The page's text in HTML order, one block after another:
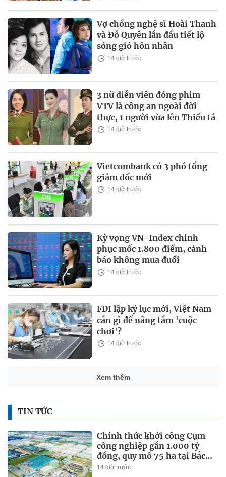
Vợ chồng nghệ sĩ Hoài Thanh
và Đỗ Quyên lần đầu tiết lộ
sóng gió hôn nhân
14 giờ trước
3 nữ diễn viên đóng phim
VTV là công an ngoài đời
thực, 1 người vừa lên Thiếu tá
14 giờ trước
Vietcombank có 3 phó tổng
giám đốc mới
14 giờ trước
Kỳ vọng VN-Index chinh
phục mốc 1.800 điểm, cảnh
báo không mua đuổi
14 giờ trước
FDI lập kỷ lục mới, Việt Nam
cần gì để nâng tầm 'cuộc
chơi'?
14 giờ trước
Xem thêm
TIN TỨC
Chính thức khởi công Cụm
công nghiệp gần 1.000 tỷ
đồng, quy mô 75 ha tại Bắc
Ninh, dự kiến tạo việc làm
14 giờ trước